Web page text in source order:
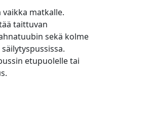
matkalle.
taittuvan
sekä kolme
etupuolelle tai